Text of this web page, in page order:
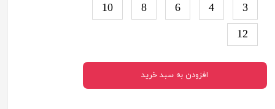
3
4
6
8
10
12
افزودن به سبد خرید